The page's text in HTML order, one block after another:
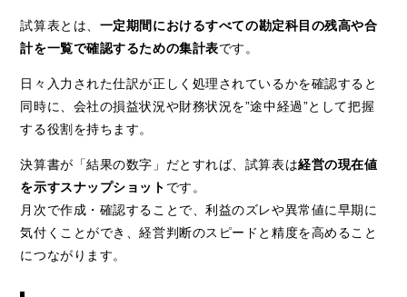
試算表とは、 一定期間におけるすべての勘定科目の残高や合
計を一覧で確認するための集計表です。
日々入力された仕訳が正しく処理されているかを確認すると
同時に、会社の損益状況や財務状況を”途中経過”として把握
する役割を持ちます。
決算書が「結果の数字」だとすれば、試算表は経営の現在値
を示すスナップショット です。
月次で作成・確認することで、利益のズレや異常値に早期に
気付くことができ、経営判断のスピードと精度を高めること
につながります。